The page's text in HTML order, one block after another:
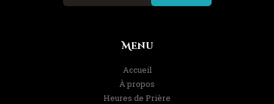
Menu
Accueil
À propos
Heures de Prière